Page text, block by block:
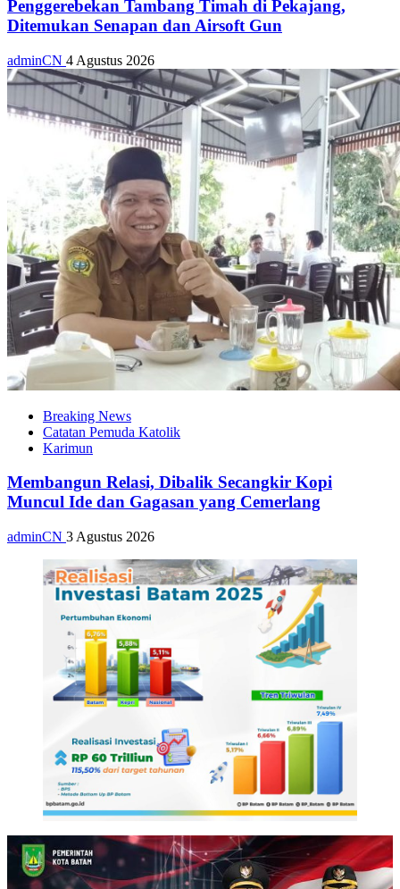
Penggerebekan Tambang Timah di Pekajang,
Ditemukan Senapan dan Airsoft Gun
adminCN 4 Agustus 2026
Breaking News
Catatan Pemuda Katolik
Karimun
Membangun Relasi, Dibalik Secangkir Kopi
Muncul Ide dan Gagasan yang Cemerlang
adminCN 3 Agustus 2026